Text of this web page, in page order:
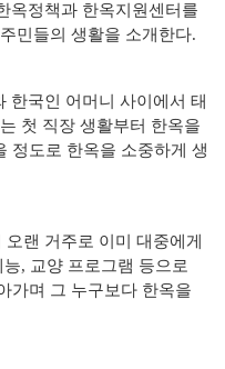
옥정책과 한옥지원센터를
민들의 생활을 소개한다.
한국인 어머니 사이에서 태
첫 직장 생활부터 한옥을
정도로 한옥을 소중하게 생
랜 거주로 이미 대중에게
, 교양 프로그램 등으로
가며 그 누구보다 한옥을